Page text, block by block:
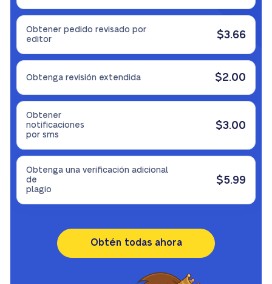
Obtener pedido revisado por
editor
$3.66
Obtenga revisión extendida $2.00
Obtener
notificaciones
por sms
$3.00
Obtenga una verificación adicional
de
plagio
$5.99
Obtén todas ahora